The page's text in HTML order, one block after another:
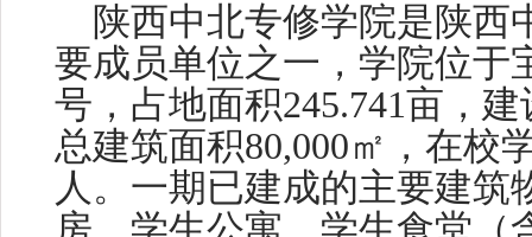
陕西中北专修学院是陕西
要成员单位之一，学院位于
号，占地面积245.741亩，
总建筑面积80,000㎡，在校
人。一期已建成的主要建筑